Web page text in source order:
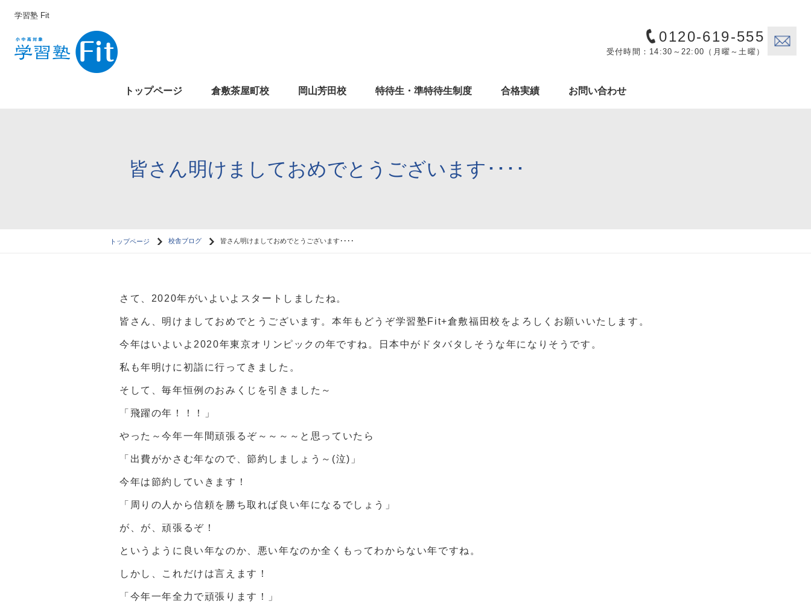
学習塾 Fit
0120-619-555
受付時間：14:30～22:00（月曜～土曜）
トップページ 倉敷茶屋町校 岡山芳田校 特待生・準特待生制度 合格実績 お問い合わせ
皆さん明けましておめでとうございます････
トップページ 校舎ブログ 皆さん明けましておめでとうございます････
さて、2020年がいよいよスタートしましたね。
皆さん、明けましておめでとうございます。本年もどうぞ学習塾Fit+倉敷福田校をよろしくお願いいたします。
今年はいよいよ2020年東京オリンピックの年ですね。日本中がドタバタしそうな年になりそうです。
私も年明けに初詣に行ってきました。
そして、毎年恒例のおみくじを引きました～
「飛躍の年！！！」
やった～今年一年間頑張るぞ～～～～と思っていたら
「出費がかさむ年なので、節約しましょう～(泣)」
今年は節約していきます！
「周りの人から信頼を勝ち取れば良い年になるでしょう」
が、が、頑張るぞ！
というように良い年なのか、悪い年なのか全くもってわからない年ですね。
しかし、これだけは言えます！
「今年一年全力で頑張ります！」